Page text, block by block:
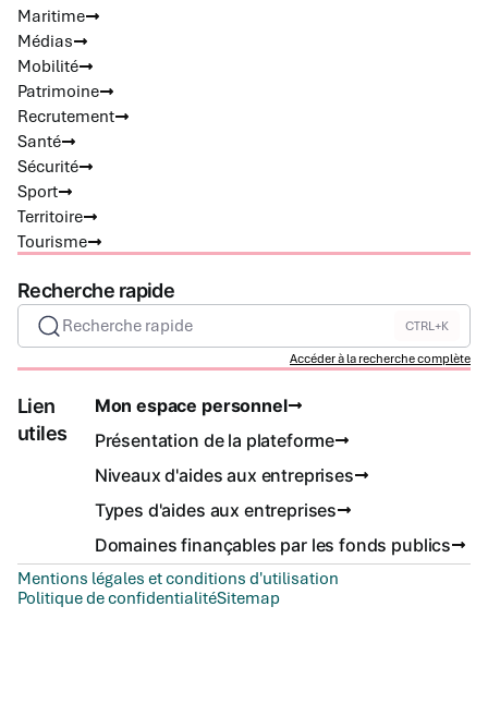
Maritime
Médias
Mobilité
Patrimoine
Recrutement
Santé
Sécurité
Sport
Territoire
Tourisme
Recherche rapide
Recherche rapide CTRL+K
Accéder à la recherche complète
Lien
utiles
Mon espace personnel
Présentation de la plateforme
Niveaux d'aides aux entreprises
Types d'aides aux entreprises
Domaines finançables par les fonds publics
Mentions légales et conditions d'utilisation
Politique de confidentialitéSitemap